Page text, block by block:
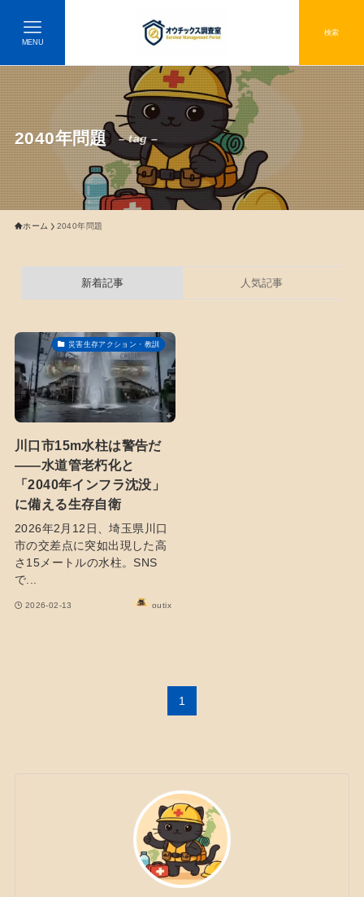
検索
MENU
2040年問題 – tag –
ホーム 2040年問題
新着記事 人気記事
災害生存アクション・教訓
川口市15m水柱は警告だ
――水道管老朽化と
「2040年インフラ沈没」
に備える生存自衛
2026年2月12日、埼玉県川口
市の交差点に突如出現した高
さ15メートルの水柱。SNS
で...
2026-02-13 outix
1